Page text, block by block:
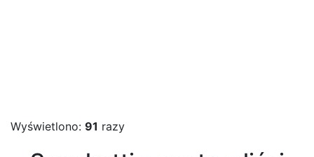
Wyświetlono: 91 razy